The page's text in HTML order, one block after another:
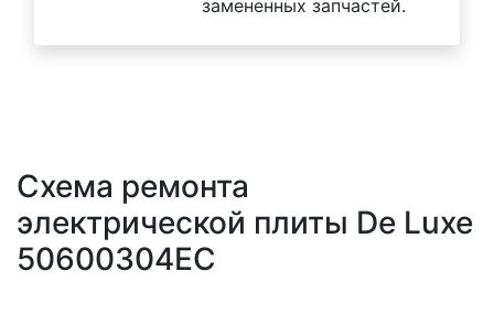
замененных запчастей.
Схема ремонта
электрической плиты De Luxe
50600304EC